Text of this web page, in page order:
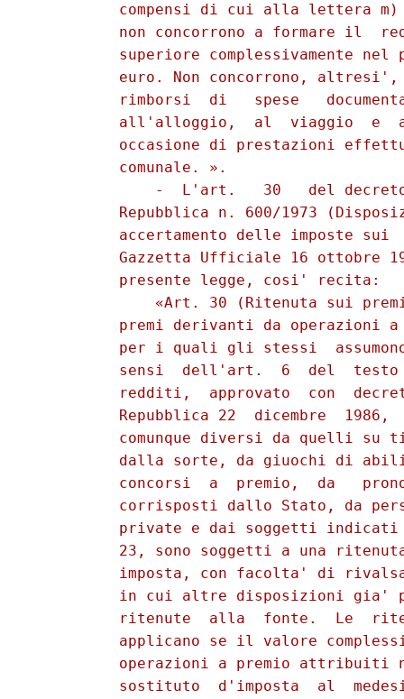
compensi di cui alla lettera
non concorrono a formare il
superiore complessivamente nel
euro. Non concorrono,
rimborsi  di   spese
all'alloggio,  al  viaggio  e
occasione di prestazioni
          comunale. ».
-  L'art.   30   del
Repubblica n. 600/1973
accertamento delle imposte sui
Gazzetta Ufficiale 16 ottobre
          presente legge, cosi' recita:
«Art. 30 (Ritenuta sui
premi derivanti da operazioni
per i quali gli stessi
sensi  dell'art.  6  del
redditi,  approvato  con
Repubblica 22  dicembre  1986,
comunque diversi da quelli su
dalla sorte, da giuochi di
concorsi  a  premio,  da
corrisposti dallo Stato, da
private e dai soggetti
23, sono soggetti a una
imposta, con facolta' di
in cui altre disposizioni gia'
ritenute  alla  fonte.  Le
applicano se il valore
operazioni a premio attribuiti
sostituto  d'imposta  al